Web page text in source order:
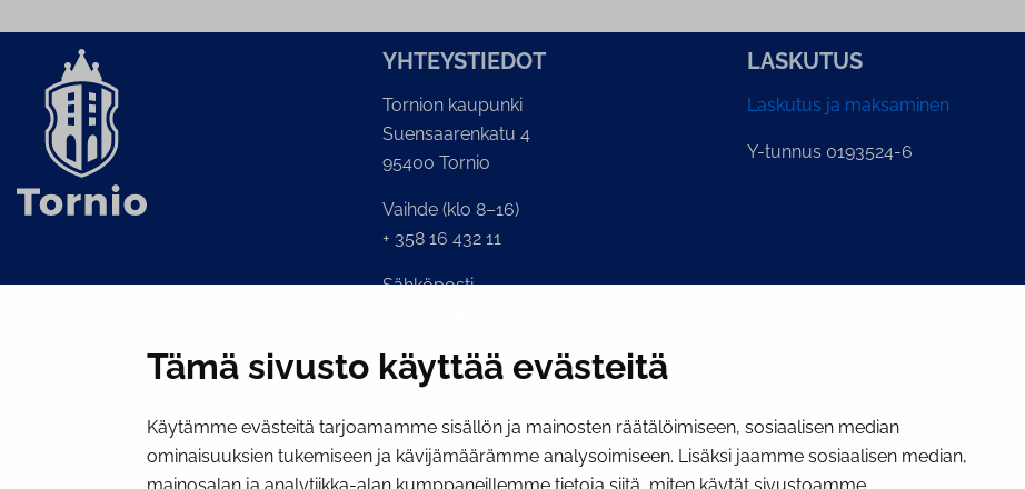
Tämä sivusto käyttää evästeitä
Käytämme evästeitä tarjoamamme sisällön ja mainosten räätälöimiseen, sosiaalisen median
ominaisuuksien tukemiseen ja kävijämäärämme analysoimiseen. Lisäksi jaamme sosiaalisen median,
YH­TEYS­TIE­DOT
Tornion kaupunki
Suensaarenkatu 4
95400 Tornio
Vaihde (klo 8–16)
+ 358 16 432 11
Sähköposti
LASKUTUS
Laskutus ja maksaminen
Y-tunnus 0193524-6